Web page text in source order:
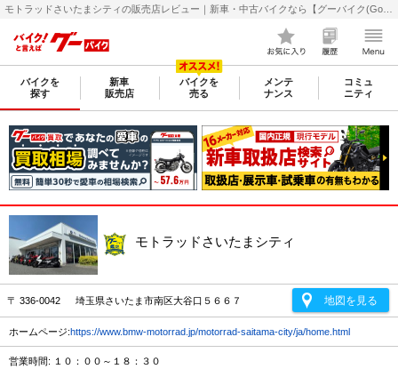
バイクを
探す
新車
販売店
バイクを
売る
メンテ
ナンス
コミュ
ニティ
モトラッドさいたまシティ
〒 336-0042 埼玉県さいたま市南区大谷口５６６７ 地図を見る
ホームページ:https://www.bmw-motorrad.jp/motorrad-saitama-city/ja/home.html
営業時間: １０：００～１８：３０